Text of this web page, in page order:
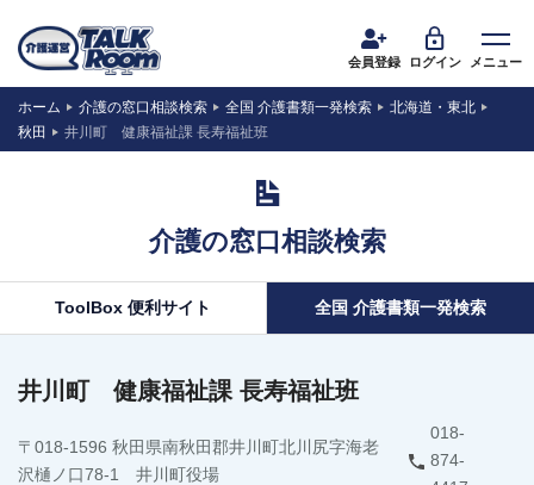
会員登録 ログイン メニュー
ホーム 介護の窓口相談検索 全国 介護書類一発検索
北海道・東北
秋田
井川町 健康福祉課 長寿福祉班
介護の窓口相談検索
ToolBox 便利サイト 全国 介護書類一発検索
井川町 健康福祉課 長寿福祉班
〒018-1596 秋田県南秋田郡井川町北川尻字海老
沢樋ノ口78-1 井川町役場
018-
874-